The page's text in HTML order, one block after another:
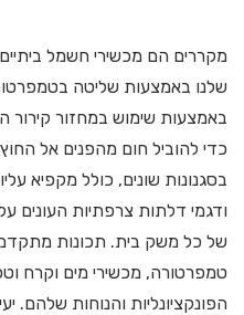
מקררים הם מכשירי חשמל ביתיים
שלנו באמצעות שליטה
באמצעות שימוש במחזור קירור
כדי להוביל חום מהפנים אל
בסגנונות שונים, כולל מקפיא
ודגמי דלתות צרפתיות העונים
של כל משק בית. תכונות
טמפרטורה, מכשירי מים וקרח
הפונקציונליות והנוחות שלהם.